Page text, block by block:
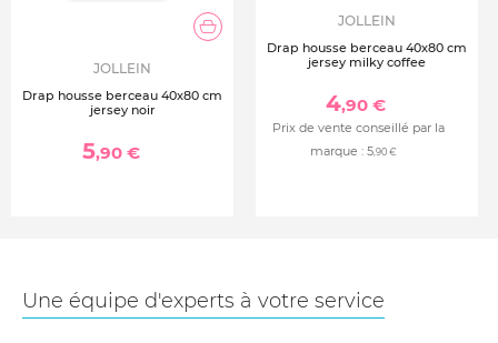
JOLLEIN
Drap housse berceau 40x80 cm
jersey noir
5,90 €
JOLLEIN
Drap housse berceau 40x80 cm
jersey milky coffee
4,90 €
Prix de vente conseillé par la
marque : 5,90 €
Une équipe d'experts à votre service